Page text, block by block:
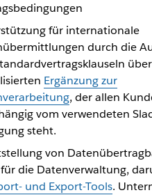
für internationale
durch die
Ergänzung zur
, der allen
vom verwendeten
steht.
von
die Datenverwaltung,
und Export-Tools.